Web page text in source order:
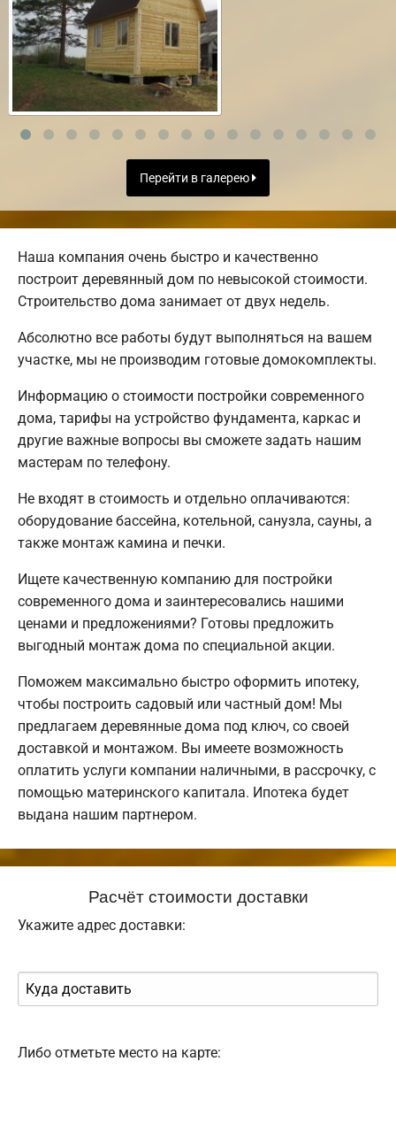
Перейти в галерею
Наша компания очень быстро и качественно
построит деревянный дом по невысокой стоимости.
Строительство дома занимает от двух недель.
Абсолютно все работы будут выполняться на вашем
участке, мы не производим готовые домокомплекты.
Информацию о стоимости постройки современного
дома, тарифы на устройство фундамента, каркас и
другие важные вопросы вы сможете задать нашим
мастерам по телефону.
Не входят в стоимость и отдельно оплачиваются:
оборудование бассейна, котельной, санузла, сауны, а
также монтаж камина и печки.
Ищете качественную компанию для постройки
современного дома и заинтересовались нашими
ценами и предложениями? Готовы предложить
выгодный монтаж дома по специальной акции.
Поможем максимально быстро оформить ипотеку,
чтобы построить садовый или частный дом! Мы
предлагаем деревянные дома под ключ, со своей
доставкой и монтажом. Вы имеете возможность
оплатить услуги компании наличными, в рассрочку, с
помощью материнского капитала. Ипотека будет
выдана нашим партнером.
Расчёт стоимости доставки
Укажите адрес доставки:
Либо отметьте место на карте: